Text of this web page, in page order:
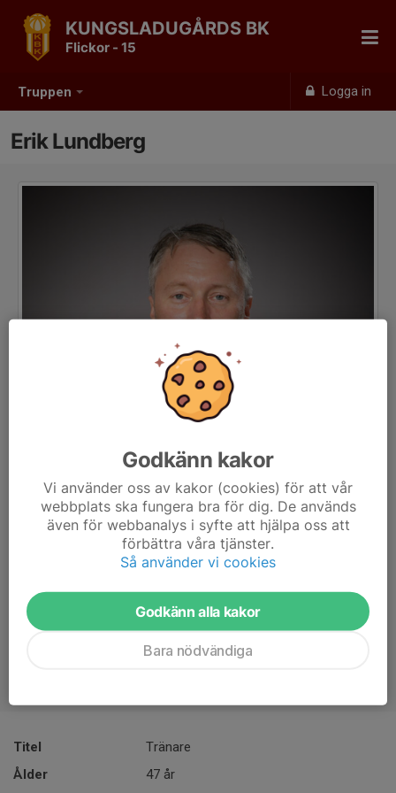
Truppen Logga in
KUNGSLADUGÅRDS BK
Flickor - 15
Erik Lundberg
Titel
Tränare
Ålder
47 år
Godkänn kakor
Vi använder oss av kakor (cookies) för att vår
webbplats ska fungera bra för dig. De används
även för webbanalys i syfte att hjälpa oss att
förbättra våra tjänster.
Så använder vi cookies
Godkänn alla kakor
Bara nödvändiga